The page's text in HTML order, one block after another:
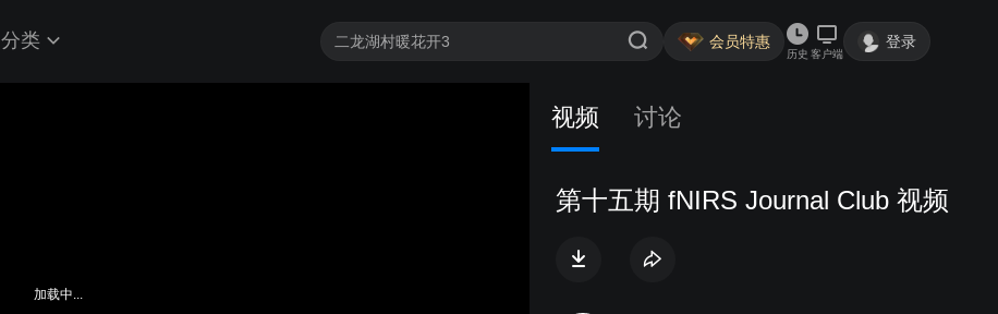
分类 会员特惠
历史 客户端
登录
加载中...
视频 讨论
第十五期 fNIRS Journal Club 视频